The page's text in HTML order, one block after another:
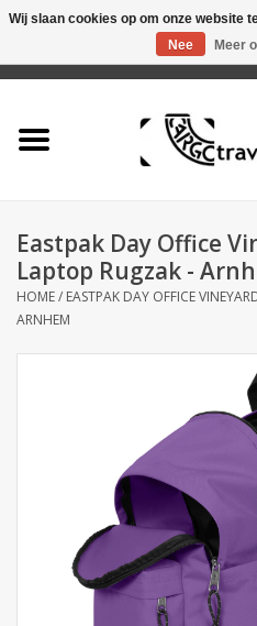
Tas
Rugtas
Koffer
Secrid portemonnee
Eastpak Day Office
Laptop Rugzak -
HOME/ EASTPAK DAY OFFICE
ARNHEM
Wij slaan cookies op om onze website
Nee
Meer